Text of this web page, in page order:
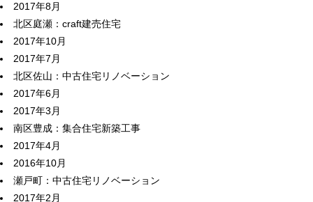
2017年8月
北区庭瀬：craft建売住宅
2017年10月
2017年7月
北区佐山：中古住宅リノベーション
2017年6月
2017年3月
南区豊成：集合住宅新築工事
2017年4月
2016年10月
瀬戸町：中古住宅リノベーション
2017年2月